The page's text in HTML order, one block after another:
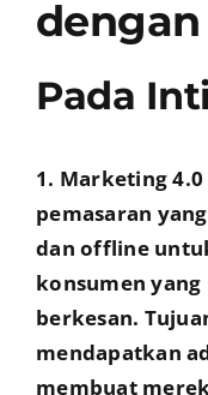
Pada
1. Marketing
pemasaran
dan offline
konsumen
berkesan.
mendapatkan
membuat